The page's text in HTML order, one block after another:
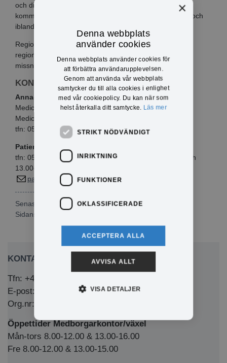
och dietist. Teamet har ett nära samarbete med din
kommuns distriktssköterskor och biståndshandläggare och
ibland gör alla hembesök tillsammans.
Regionen har en Patientnämnd för den sjukvård som
regionen ansvarar för. Dit kan du vända dig om du är
missnöjd med din vård.
KONTAKTINFO
Anna-Lena Bryntesson
Medicinskt ansvarig sjuksköterska
Medicinskt ansvarig för rehabilitering
tfn: 0571-282 66
Patientnämnden i Värmland
tfn: 054-61 42 15, telefontid vardagar kl 10.00-11.30 och
13.00-14.30
patientnamnden@regionvarmland.se
Senast publicerad: 2026-02-17
Sidansvarig:
KONTAKTA OSS
Tfn: +46 (0)571-281 00
E-post: kommun@eda.se
Org.nr: 212000-1769
Öppettider Medborgarkontor/växel
Mån-tors 8.00-12.00 & 13.00-16.00
Fre 8.00-12.00 & 13.00-15.00
×
Denna webbplats
använder cookies
Denna webbplats använder cookies för
att förbättra användarupplevelsen.
Genom att använda vår webbplats
samtycker du till alla cookies i enlighet
med vår cookiepolicy. Du kan när som
helst återkalla ditt samtycke. Läs mer
STRIKT NÖDVÄNDIGT
INRIKTNING
FUNKTIONER
OKLASSIFICERADE
ACCEPTERA ALLA
AVVISA ALLT
VISA DETALJER